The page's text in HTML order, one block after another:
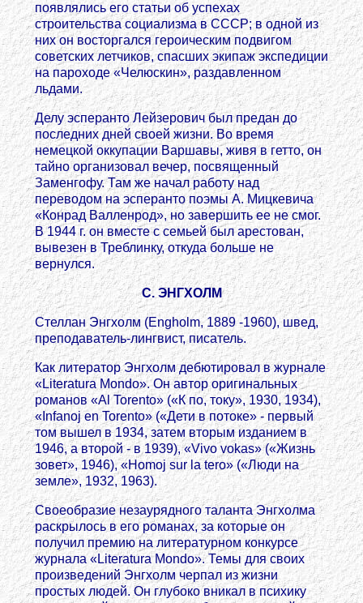
появлялись его статьи об успехах
строительства социализма в СССР; в одной из
них он восторгался героическим подвигом
советских летчиков, спасших экипаж экспедиции
на пароходе «Челюскин», раздавленном
льдами.
Делу эсперанто Лейзерович был предан до
последних дней своей жизни. Во время
немецкой оккупации Варшавы, живя в гетто, он
тайно организовал вечер, посвященный
Заменгофу. Там же начал работу над
переводом на эсперанто поэмы А. Мицкевича
«Конрад Валленрод», но завершить ее не смог.
В 1944 г. он вместе с семьей был арестован,
вывезен в Треблинку, откуда больше не
вернулся.
С. ЭНГХОЛМ
Стеллан Энгхолм (Engholm, 1889 -1960), швед,
преподаватель-лингвист, писатель.
Как литератор Энгхолм дебютировал в журнале
«Literatura Mondo». Он автор оригинальных
романов «Al Torento» («К по, току», 1930, 1934),
«Infanoj en Torento» («Дети в потоке» - первый
том вышел в 1934, затем вторым изданием в
1946, а второй - в 1939), «Vivo vokas» («Жизнь
зовет», 1946), «Homoj sur la tero» («Люди на
земле», 1932, 1963).
Своеобразие незаурядного таланта Энгхолма
раскрылось в его романах, за которые он
получил премию на литературном конкурсе
журнала «Literatura Mondo». Темы для своих
произведений Энгхолм черпал из жизни
простых людей. Он глубоко вникал в психику